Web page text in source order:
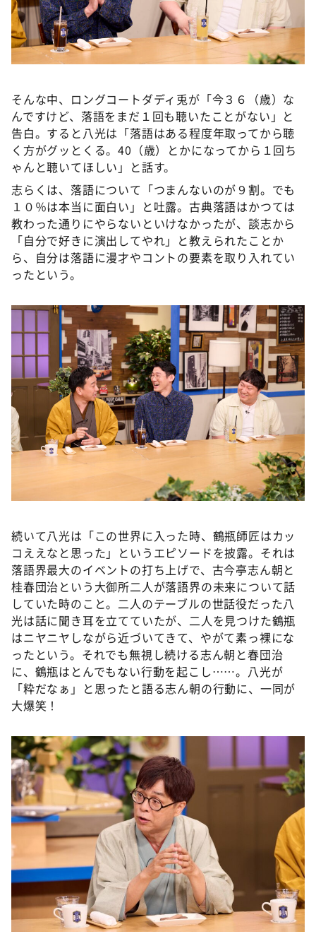
そんな中、ロングコートダディ兎が「今３６（歳）な
んですけど、落語をまだ１回も聴いたことがない」と
告白。すると八光は「落語はある程度年取ってから聴
く方がグッとくる。40（歳）とかになってから１回ち
ゃんと聴いてほしい」と話す。
志らくは、落語について「つまんないのが９割。でも
１０％は本当に面白い」と吐露。古典落語はかつては
教わった通りにやらないといけなかったが、談志から
「自分で好きに演出してやれ」と教えられたことか
ら、自分は落語に漫才やコントの要素を取り入れてい
ったという。
続いて八光は「この世界に入った時、鶴瓶師匠はカッ
コええなと思った」というエピソードを披露。それは
落語界最大のイベントの打ち上げで、古今亭志ん朝と
桂春団治という大御所二人が落語界の未来について話
していた時のこと。二人のテーブルの世話役だった八
光は話に聞き耳を立てていたが、二人を見つけた鶴瓶
はニヤニヤしながら近づいてきて、やがて素っ裸にな
ったという。それでも無視し続ける志ん朝と春団治
に、鶴瓶はとんでもない行動を起こし……。八光が
「粋だなぁ」と思ったと語る志ん朝の行動に、一同が
大爆笑！